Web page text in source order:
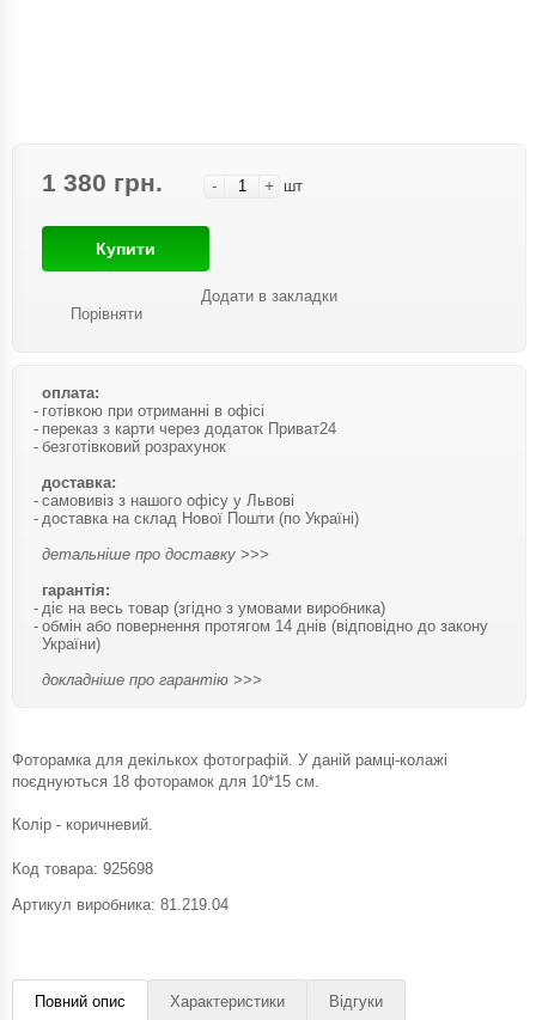
1 380 грн. - + шт
Купити
Порівняти
Додати в закладки
оплата:
готівкою при отриманні в офісі
переказ з карти через додаток Приват24
безготівковий розрахунок
доставка:
самовивіз з нашого офісу у Львові
доставка на склад Нової Пошти (по Україні)
детальніше про доставку >>>
гарантія:
діє на весь товар (згідно з умовами виробника)
обмін або повернення протягом 14 днів (відповідно до закону
України)
докладніше про гарантію >>>
Фоторамка для декількох фотографій. У даній рамці-колажі
поєднуються 18 фоторамок для 10*15 см.
Колір - коричневий.
Код товара: 925698
Артикул виробника: 81.219.04
Повний опис Характеристики Відгуки